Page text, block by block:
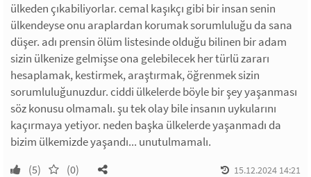
ülkeden çıkabiliyorlar. cemal kaşıkçı gibi bir insan senin
ülkendeyse onu araplardan korumak sorumluluğu da sana
düşer. adı prensin ölüm listesinde olduğu bilinen bir adam
sizin ülkenize gelmişse ona gelebilecek her türlü zararı
hesaplamak, kestirmek, araştırmak, öğrenmek sizin
sorumluluğunuzdur. ciddi ülkelerde böyle bir şey yaşanması
söz konusu olmamalı. şu tek olay bile insanın uykularını
kaçırmaya yetiyor. neden başka ülkelerde yaşanmadı da
bizim ülkemizde yaşandı... unutulmamalı.
(5) (0) 15.12.2024 14:21